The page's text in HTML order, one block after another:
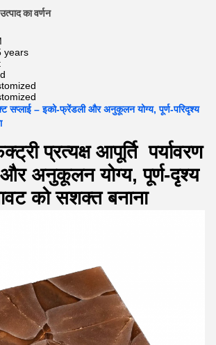
उत्पाद का वर्णन
years
सप्लाई – इको-फ्रेंडली और अनुकूलन योग्य, पूर्ण-परिदृश्य
प्रत्यक्ष आपूर्ति ️ पर्यावरण
अनुकूलन योग्य, पूर्ण-दृश्य
को सशक्त बनाना